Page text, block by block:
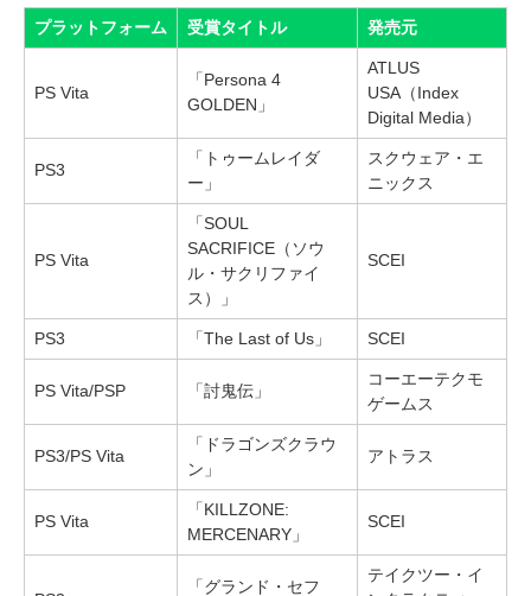
プラットフォーム 受賞タイトル 発売元
PS Vita
「Persona 4
GOLDEN」
ATLUS
USA（Index
Digital Media）
PS3
「トゥームレイダ
ー」
スクウェア・エ
ニックス
PS Vita
「SOUL
SACRIFICE（ソウ
ル・サクリファイ
ス）」
SCEI
PS3 「The Last of Us」 SCEI
PS Vita/PSP 「討鬼伝」
コーエーテクモ
ゲームス
PS3/PS Vita
「ドラゴンズクラウ
ン」
アトラス
PS Vita
「KILLZONE:
MERCENARY」
SCEI
「グランド・セフ
テイクツー・イ